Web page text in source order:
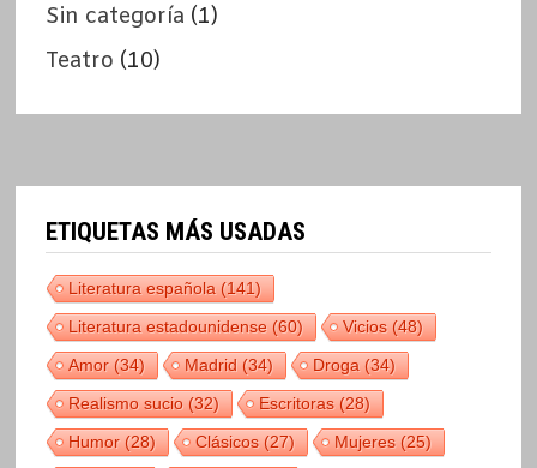
Sin categoría (1)
Teatro (10)
ETIQUETAS MÁS USADAS
Literatura española(141)
Literatura estadounidense(60) Vicios(48)
Amor(34) Madrid(34) Droga(34)
Realismo sucio(32) Escritoras(28)
Humor(28) Clásicos(27) Mujeres(25)